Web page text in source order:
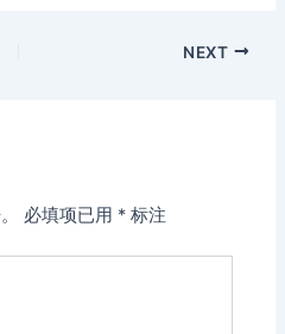
NEXT
必填项已用 * 标注